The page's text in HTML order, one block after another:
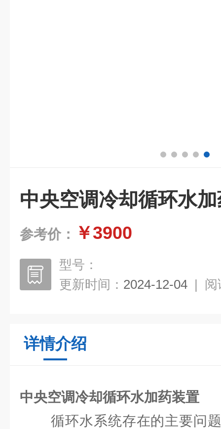
中央空调冷却循环水
参考价： ￥3900
型号：
更新时间： 2024-12-04 | 阅
详情介绍
中央空调冷却循环水加药装置
循环水系统存在的主要问